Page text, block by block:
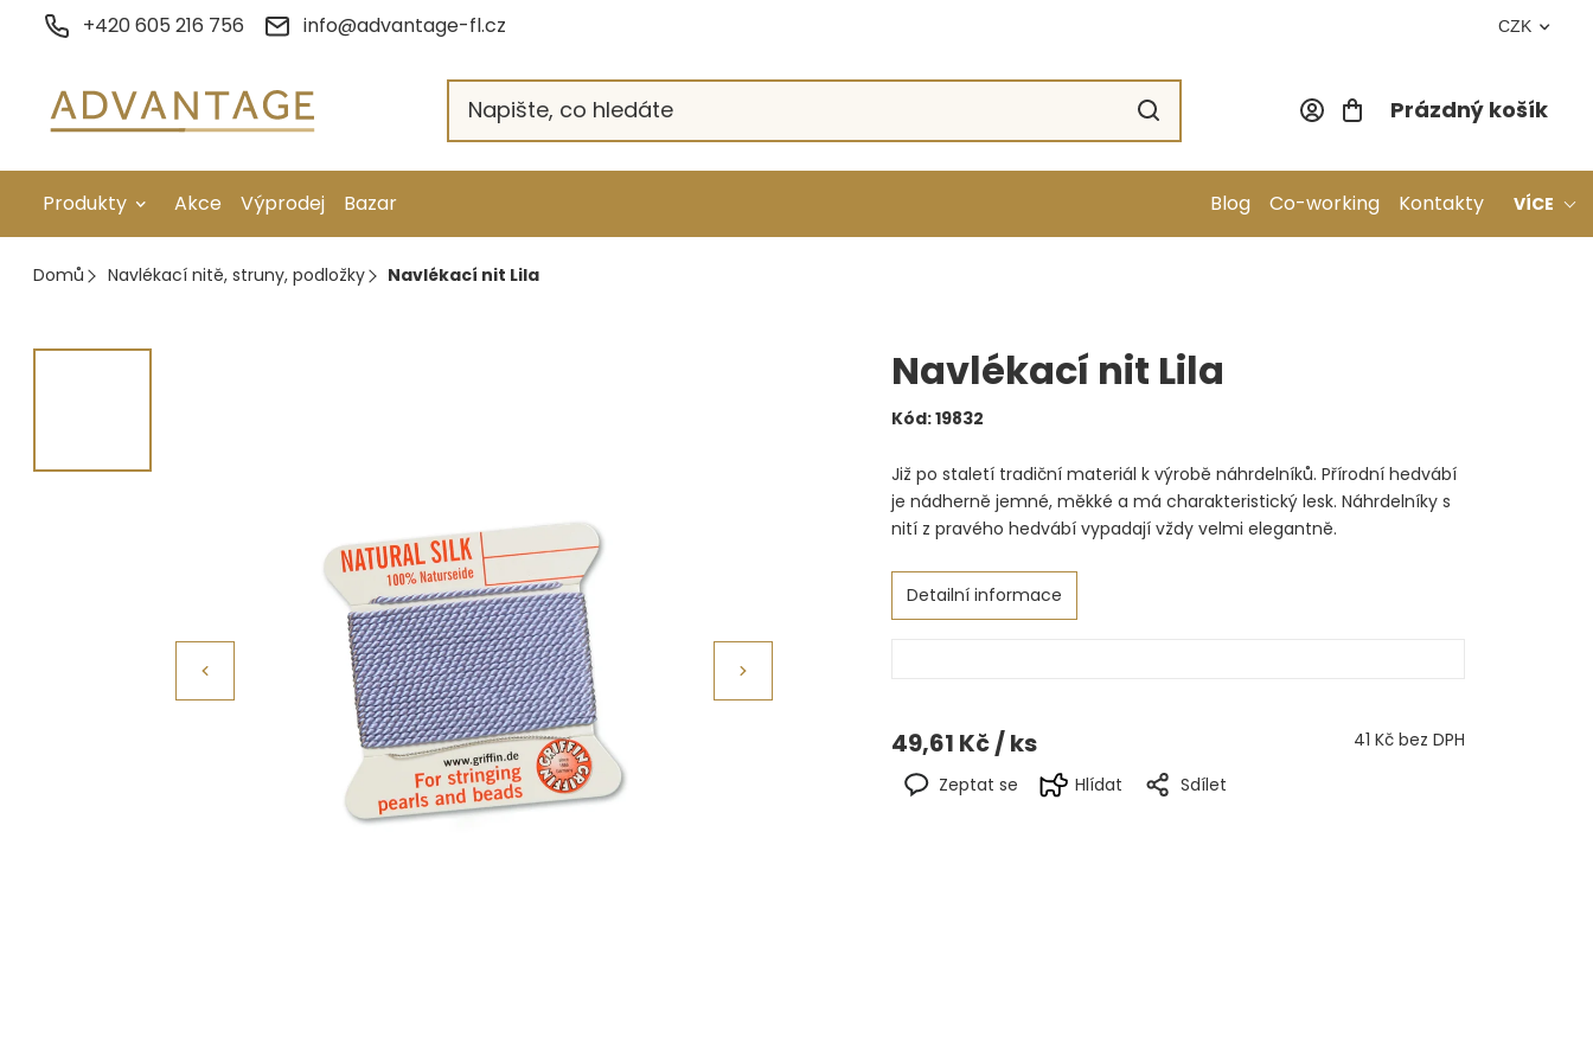
+420 605 216 756 info@advantage-fl.cz CZK
Nákupní
Prázdný košík
Produkty
Galvanické pokovení
Strojní obrábění
Akce Výprodej Bazar Blog Co-working Kontakty VÍCE
Domů Navlékací nitě, struny, podložky Navlékací nit Lila
Navlékací nit Lila
Kód:19832
49,61 Kč/ ks 41 Kč bez DPH
Již po staletí tradiční materiál k výrobě náhrdelníků. Přírodní hedvábí
je nádherně jemné, měkké a má charakteristický lesk. Náhrdelníky s
nití z pravého hedvábí vypadají vždy velmi elegantně.
Detailní informace
Zeptat se Hlídat Sdílet